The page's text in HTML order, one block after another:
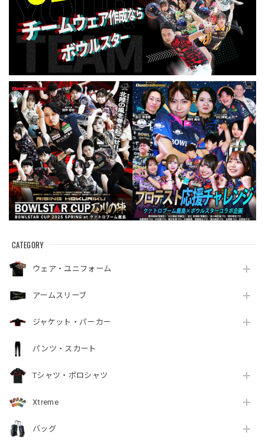
CATEGORY
ウェア・ユニフォーム
アームスリーブ
ジャケット・パーカー
パンツ・スカート
Tシャツ・ポロシャツ
Xtreme
バッグ